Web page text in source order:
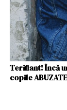
Terifiant! Încă
copile